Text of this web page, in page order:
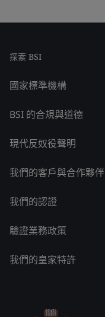
探索 BSI
國家標準機構
BSI 的合規與道德
現代反奴役聲明
我們的客戶與合作夥伴
我們的認證
驗證業務政策
我們的皇家特許